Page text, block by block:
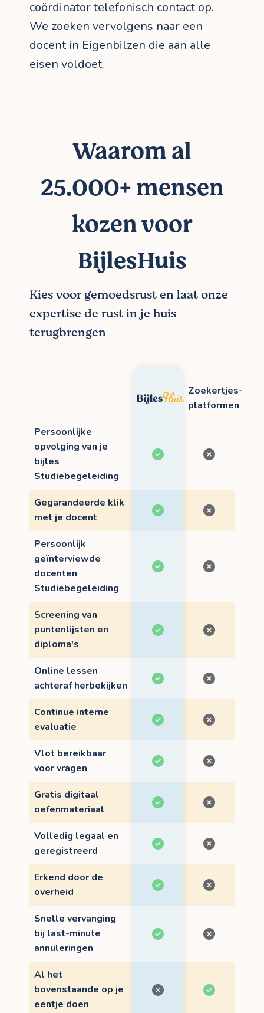
coördinator telefonisch contact op.
We zoeken vervolgens naar een
docent in Eigenbilzen die aan alle
eisen voldoet.
Waarom al
25.000+ mensen
kozen voor
BijlesHuis
Kies voor gemoedsrust en laat onze
expertise de rust in je huis
terugbrengen
Zoekertjes-
platformen
Persoonlijke
opvolging van je
bijles
Studiebegeleiding
Gegarandeerde klik
met je docent
Persoonlijk
geïnterviewde
docenten
Studiebegeleiding
Screening van
puntenlijsten en
diploma's
Online lessen
achteraf herbekijken
Continue interne
evaluatie
Vlot bereikbaar
voor vragen
Gratis digitaal
oefenmateriaal
Volledig legaal en
geregistreerd
Erkend door de
overheid
Snelle vervanging
bij last-minute
annuleringen
Al het
bovenstaande op je
eentje doen